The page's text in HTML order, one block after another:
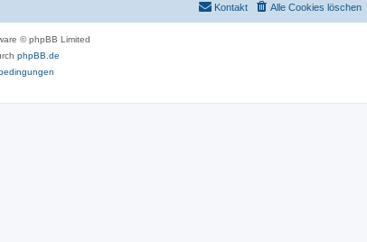
Alle Cookies löschen
Kontakt
© phpBB Limited
phpBB.de